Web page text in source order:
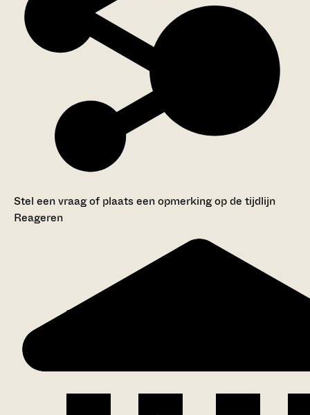
Stel een vraag of plaats een opmerking op de tijdlijn
Reageren